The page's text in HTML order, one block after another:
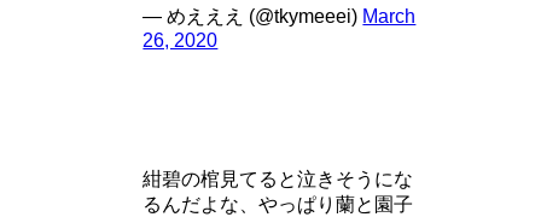
— めえええ (@tkymeeei) March
26, 2020
紺碧の棺見てると泣きそうにな
るんだよな、やっぱり蘭と園子